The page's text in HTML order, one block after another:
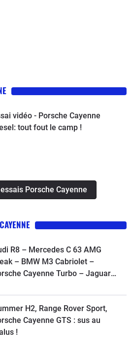
vidéo - Porsche Cayenne
tout fout le camp !
Porsche Cayenne
R8 – Mercedes C 63 AMG
– BMW M3 Cabriolet –
Cayenne Turbo – Jaguar
ou presque
H2, Range Rover Sport,
Cayenne GTS : sus au
!